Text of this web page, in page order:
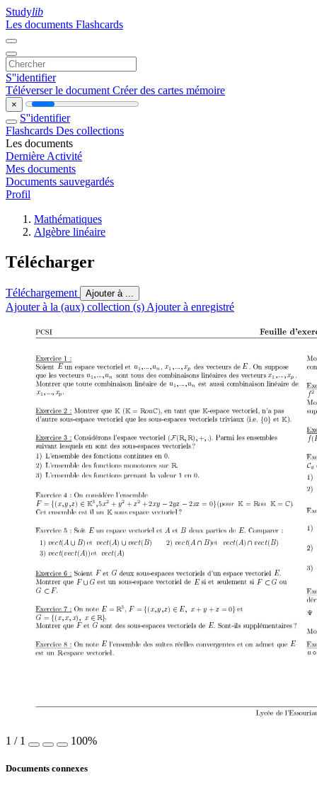
Studylib
Les documents Flashcards
S''identifier
Téléverser le document Créer des cartes mémoire
×
S''identifier
Flashcards Des collections
Les documents
Dernière Activité
Mes documents
Documents sauvegardés
Profil
Mathématiques
Algèbre linéaire
Télécharger
Téléchargement Ajouter à ...
Ajouter à la (aux) collection (s) Ajouter à enregistré
E u1 , ..., un x1 , ..., xp E
u1 , ..., un x 1 , ..., xp
u1 , ..., un
x1 , ..., xp
K K = RouC)K
{0 }K
( F(R R) + )
R
F = { ( x, y , z) ∈ K3 ,5x2 + y2 + z2 + 2xy − 2yz − 2xz = 0} K = R K = C)
K
E A B E
1) vect(A ∪ B) vect(A) ∪ vect(B) 2) vect(A ∩ B) vect(A) ∩ vect(B)
3) vect(vect(A)) vect(A)
F G
E
F ∪ G E F ⊂G
G ⊂ F
E =R3 F = { ( x, y , z) ∈ E x +y + z = 0 }
G = { ( x, x, x) x ∈ R}
F G E
E E
R
f2
f(
C
Ψ :
u ◦
1 / 1 100%
Documents connexes